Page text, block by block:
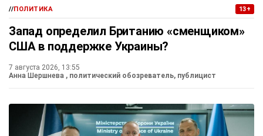
//ПОЛИТИКА 13+
Запад определил Британию «сменщиком»
США в поддержке Украины?
7 августа 2026, 13:55
Анна Шершнева , политический обозреватель, публицист